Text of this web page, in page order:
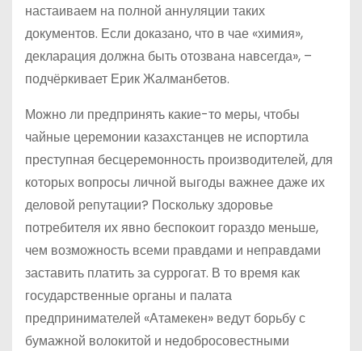
настаиваем на полной аннуляции таких
документов. Если доказано, что в чае «химия»,
декларация должна быть отозвана навсегда», –
подчёркивает Ерик Жалманбетов.
Можно ли предпринять какие-то меры, чтобы
чайные церемонии казахстанцев не испортила
преступная бесцеремонность производителей, для
которых вопросы личной выгоды важнее даже их
деловой репутации? Поскольку здоровье
потребителя их явно беспокоит гораздо меньше,
чем возможность всеми правдами и неправдами
заставить платить за суррогат. В то время как
государственные органы и палата
предпринимателей «Атамекен» ведут борьбу с
бумажной волокитой и недобросовестными